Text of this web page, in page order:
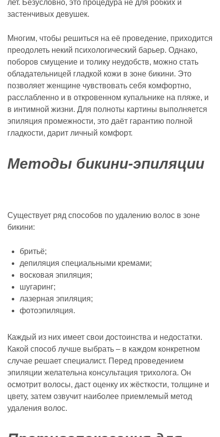
лет. Безусловно, это процедура не для робких и
застенчивых девушек.
Многим, чтобы решиться на её проведение, приходится
преодолеть некий психологический барьер. Однако,
поборов смущение и толику неудобств, можно стать
обладательницей гладкой кожи в зоне бикини. Это
позволяет женщине чувствовать себя комфортно,
расслабленно и в откровенном купальнике на пляже, и
в интимной жизни. Для полноты картины выполняется
эпиляция промежности, это даёт гарантию полной
гладкости, дарит личный комфорт.
Методы бикини-эпиляции
Существует ряд способов по удалению волос в зоне
бикини:
бритьё;
депиляция специальными кремами;
восковая эпиляция;
шугаринг;
лазерная эпиляция;
фотоэпиляция.
Каждый из них имеет свои достоинства и недостатки.
Какой способ лучше выбрать – в каждом конкретном
случае решает специалист. Перед проведением
эпиляции желательна консультация трихолога. Он
осмотрит волосы, даст оценку их жёсткости, толщине и
цвету, затем озвучит наиболее приемлемый метод
удаления волос.